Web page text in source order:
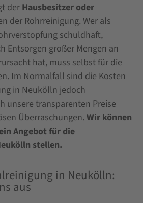
der Hausbesitzer oder
der Rohrreinigung. Wer als
schuldhaft,
Entsorgen großer Mengen an
hat, muss selbst für die
Im Normalfall sind die Kosten
in Neukölln jedoch
unsere transparenten Preise
Überraschungen. Wir können
Angebot für die
stellen.
in Neukölln:
aus